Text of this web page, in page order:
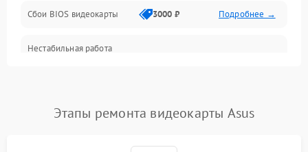
ПО
Электронные компоненты
Общие поломки
Сбои BIOS видеокарты 3000 ₽ Подробнее →
Нестабильная работа
Этапы ремонта видеокарты Asus